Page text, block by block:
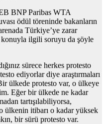
BNP Paribas WTA
ödül töreninde bakanların
Türkiye’ye zarar
ilgili soruyu da şöyle
sürece herkes protesto
ediyorlar diye araştırmaları
ülkede protesto var, o ülkeye
Eğer bir ülkede ne kadar
tartışılabiliyorsa,
ülkenin itibarı o kadar yüksek
bir sürü protesto var.